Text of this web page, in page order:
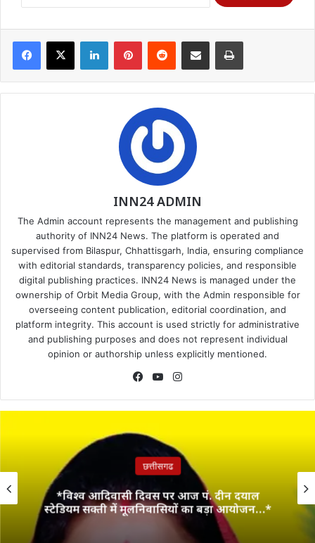
Facebook
X LinkedInPinterestReddit Share via Email Print
INN24 ADMIN
The Admin account represents the management and publishing
authority of INN24 News. The platform is operated and
supervised from Bilaspur, Chhattisgarh, India, ensuring compliance
with editorial standards, transparency policies, and responsible
digital publishing practices. INN24 News is managed under the
ownership of Orbit Media Group, with the Admin responsible for
overseeing content publication, editorial coordination, and
platform integrity. This account is used strictly for administrative
and publishing purposes and does not represent individual
opinion or authorship unless explicitly mentioned.
FacebookYouTube
छत्तीसगढ
*विश्व आदिवासी दिवस पर आज पं. दीन दयाल
स्टेडियम सक्ती में मूलनिवासियों का बड़ा आयोजन…*